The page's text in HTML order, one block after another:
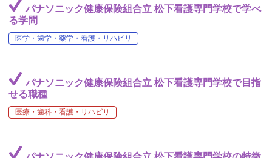
パナソニック健康保険組合立 松下看護専門学校で学べ
る学問
医学・歯学・薬学・看護・リハビリ
パナソニック健康保険組合立 松下看護専門学校で目指
せる職種
医療・歯科・看護・リハビリ